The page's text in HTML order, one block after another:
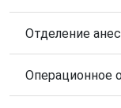
Отделение
Операционное